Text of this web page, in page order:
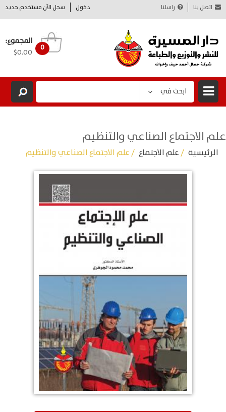
دخول سجل الآن مستخدم جديد اتصل بنا راسلنا
0
المجموع:
$0.00
ابحث في
علم الاجتماع الصناعي والتنظيم
الرئيسية /علم الاجتماع / علم الاجتماع الصناعي والتنظيم